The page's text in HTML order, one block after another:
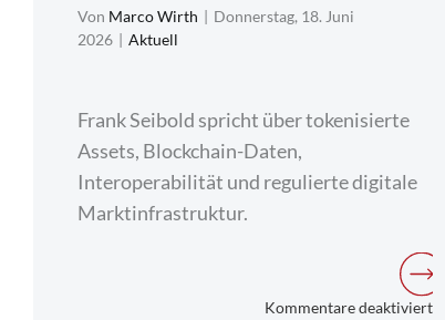
Von Marco Wirth | Donnerstag, 18. Juni
2026 | Aktuell
Frank Seibold spricht über tokenisierte
Assets, Blockchain-Daten,
Interoperabilität und regulierte digitale
Marktinfrastruktur.
Kommentare deaktiviertfür